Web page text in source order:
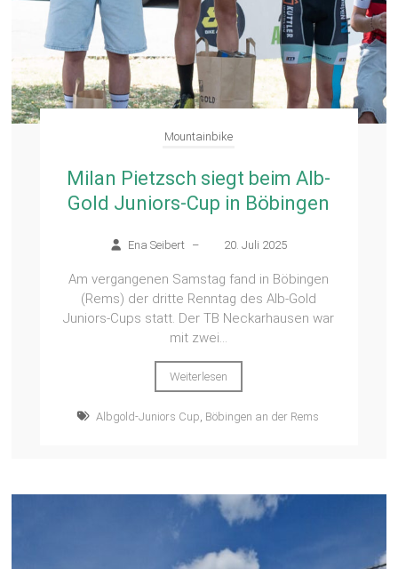
Mountainbike
Milan Pietzsch siegt beim Alb-
Gold Juniors-Cup in Böbingen
Ena Seibert – 20. Juli 2025
Am vergangenen Samstag fand in Böbingen
(Rems) der dritte Renntag des Alb-Gold
Juniors-Cups statt. Der TB Neckarhausen war
mit zwei...
Weiterlesen
Albgold-Juniors Cup, Böbingen an der Rems